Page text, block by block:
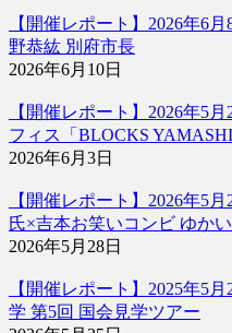
【開催レポート】2026年6
野恭紘 別府市長
2026年6月10日
【開催レポート】2026年5
フィス「BLOCKS
2026年6月3日
【開催レポート】2026年5
氏×吉本お笑いコンビ ゆか
2026年5月28日
【開催レポート】2025年5
学 第5回 国会見学ツアー